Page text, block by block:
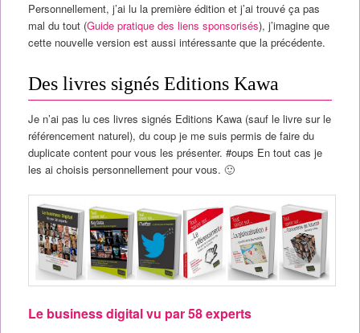
Personnellement, j’ai lu la première édition et j’ai trouvé ça pas
mal du tout (Guide pratique des liens sponsorisés), j’imagine que
cette nouvelle version est aussi intéressante que la précédente.
Des livres signés Editions Kawa
Je n’ai pas lu ces livres signés Editions Kawa (sauf le livre sur le
référencement naturel), du coup je me suis permis de faire du
duplicate content pour vous les présenter. #oups En tout cas je
les ai choisis personnellement pour vous. 🙂
Le business digital vu par 58 experts